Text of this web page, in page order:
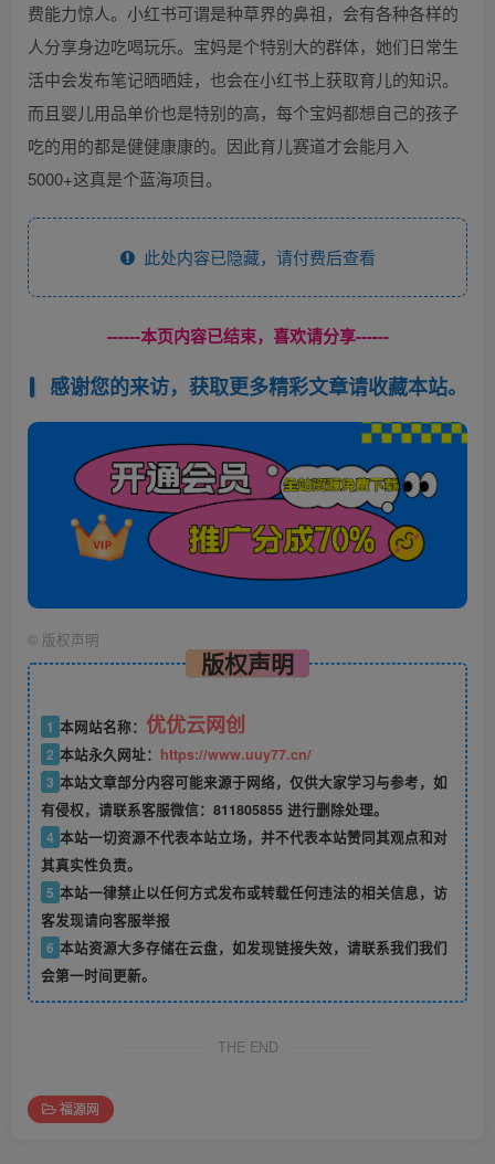
费能力惊人。小红书可谓是种草界的鼻祖，会有各种各样的
人分享身边吃喝玩乐。宝妈是个特别大的群体，她们日常生
活中会发布笔记晒晒娃，也会在小红书上获取育儿的知识。
而且婴儿用品单价也是特别的高，每个宝妈都想自己的孩子
吃的用的都是健健康康的。因此育儿赛道才会能月入
5000+这真是个蓝海项目。
此处内容已隐藏，请付费后查看
------本页内容已结束，喜欢请分享------
感谢您的来访，获取更多精彩文章请收藏本站。
© 版权声明
版权声明
1 本网站名称： 优优云网创
2 本站永久网址： https://www.uuy77.cn/
3 本站文章部分内容可能来源于网络，仅供大家学习与参考，如
有侵权，请联系客服微信：811805855 进行删除处理。
4 本站一切资源不代表本站立场，并不代表本站赞同其观点和对
其真实性负责。
5 本站一律禁止以任何方式发布或转载任何违法的相关信息，访
客发现请向客服举报
6 本站资源大多存储在云盘，如发现链接失效，请联系我们我们
会第一时间更新。
THE END
福源网